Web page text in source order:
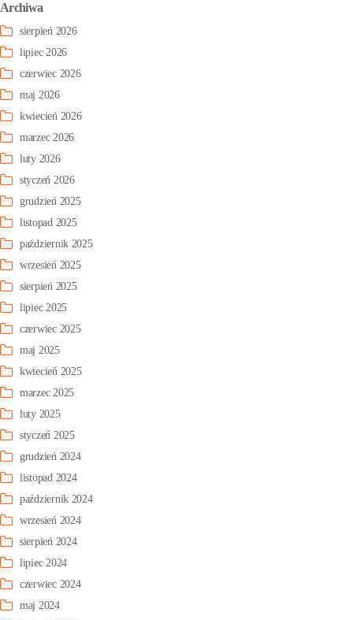
Archiwa
sierpień 2026
lipiec 2026
czerwiec 2026
maj 2026
kwiecień 2026
marzec 2026
luty 2026
styczeń 2026
grudzień 2025
listopad 2025
październik 2025
wrzesień 2025
sierpień 2025
lipiec 2025
czerwiec 2025
maj 2025
kwiecień 2025
marzec 2025
luty 2025
styczeń 2025
grudzień 2024
listopad 2024
październik 2024
wrzesień 2024
sierpień 2024
lipiec 2024
czerwiec 2024
maj 2024